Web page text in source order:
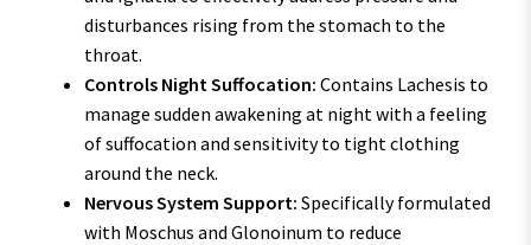
disturbances rising from the stomach to the
throat.
Controls Night Suffocation: Contains Lachesis to
manage sudden awakening at night with a feeling
of suffocation and sensitivity to tight clothing
around the neck.
Nervous System Support: Specifically formulated
with Moschus and Glonoinum to reduce